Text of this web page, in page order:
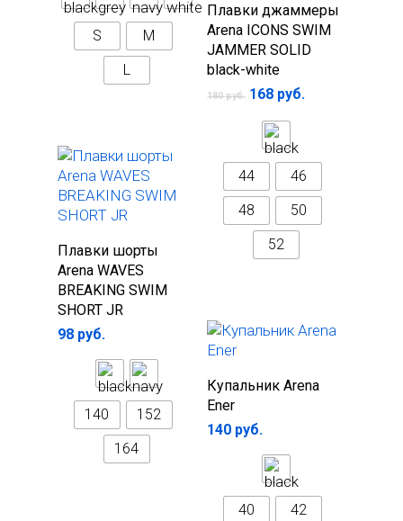
S
M
L
параметры
Плавки джаммеры
Arena ICONS SWIM
JAMMER SOLID
black-white
180руб. 168 руб.
44
46
48
50
52
параметры
Плавки шорты
Arena WAVES
BREAKING SWIM
SHORT JR
98 руб.
140
152
164
параметры
Купальник Arena
Ener
140 руб.
40
42